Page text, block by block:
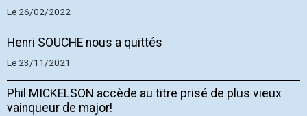
Le 26/02/2022
Henri SOUCHE nous a quittés
Le 23/11/2021
Phil MICKELSON accède au titre prisé de plus vieux
vainqueur de major!